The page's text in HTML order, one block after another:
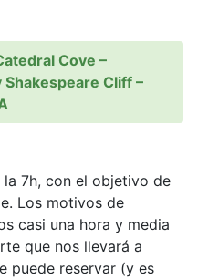
Cove –
Shakespeare Cliff –
la 7h, con el objetivo de
Los motivos de
casi una hora y media
que nos llevará a
puede reservar (y es